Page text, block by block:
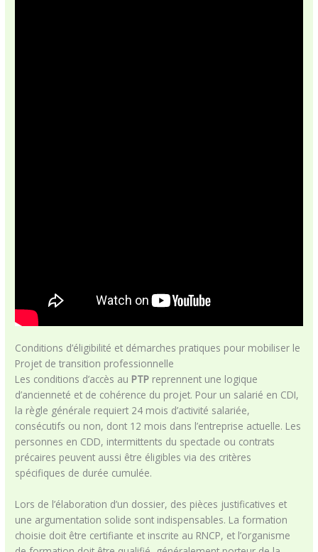
Conditions d’éligibilité et démarches pratiques pour mobiliser le
Projet de transition professionnelle
Les conditions d’accès au PTP reprennent une logique
d’ancienneté et de cohérence du projet. Pour un salarié en CDI,
la règle générale requiert 24 mois d’activité salariée,
consécutifs ou non, dont 12 mois dans l’entreprise actuelle. Les
personnes en CDD, intermittents du spectacle ou contrats
précaires peuvent aussi être éligibles via des critères
spécifiques de durée cumulée.
Lors de l’élaboration d’un dossier, des pièces justificatives et
une argumentation solide sont indispensables. La formation
choisie doit être certifiante et inscrite au RNCP, et l’organisme